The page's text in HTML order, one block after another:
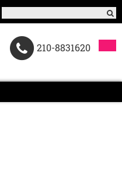
210-8831620